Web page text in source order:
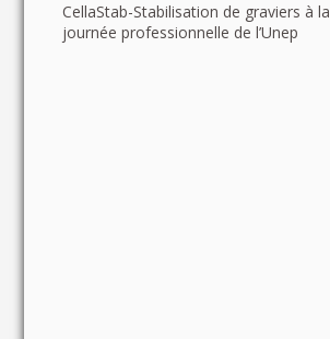
CellaStab-Stabilisation de graviers à la
journée professionnelle de l’Unep